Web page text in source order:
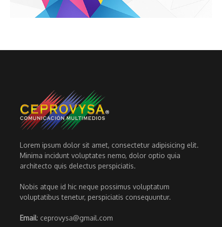
Lorem ipsum dolor sit amet, consectetur adipisicing elit.
Minima incidunt voluptates nemo, dolor optio quia
architecto quis delectus perspiciatis.
Nobis atque id hic neque possimus voluptatum
voluptatibus tenetur, perspiciatis consequuntur.
Email: ceprovysa@gmail.com